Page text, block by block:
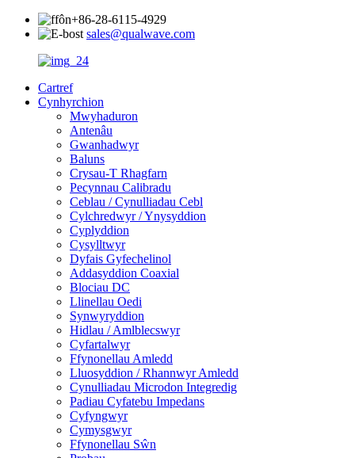
+86-28-6115-4929
sales@qualwave.com
Cartref
Cynhyrchion
Mwyhaduron
Antenâu
Gwanhadwyr
Baluns
Crysau-T Rhagfarn
Pecynnau Calibradu
Ceblau / Cynulliadau Cebl
Cylchredwyr / Ynysyddion
Cyplyddion
Cysylltwyr
Dyfais Gyfechelinol
Addasyddion Coaxial
Blociau DC
Llinellau Oedi
Synwyryddion
Hidlau / Amlblecswyr
Cyfartalwyr
Ffynonellau Amledd
Lluosyddion / Rhannwyr Amledd
Cynulliadau Microdon Integredig
Padiau Cyfatebu Impedans
Cyfyngwyr
Cymysgwyr
Ffynonellau Sŵn